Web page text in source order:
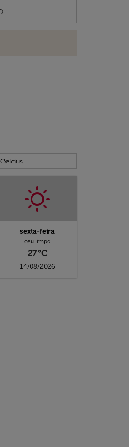
Weather unit option Celcius
Celcius
keyboard_arrow_down
sexta-feira
céu limpo
27°C
14/08/2026